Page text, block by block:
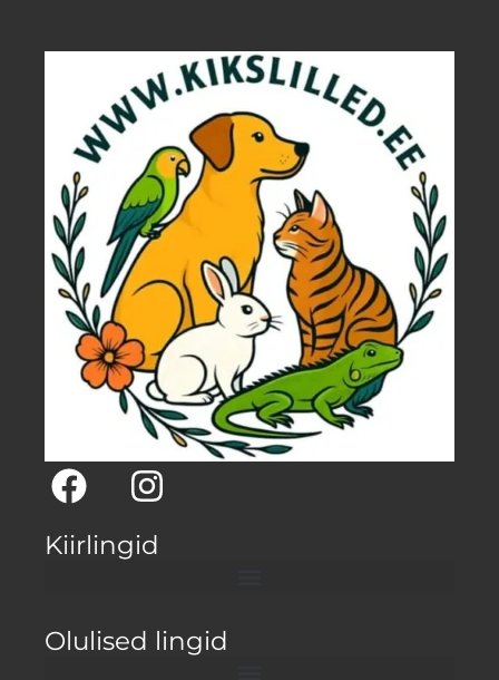
Kiirlingid
Olulised lingid